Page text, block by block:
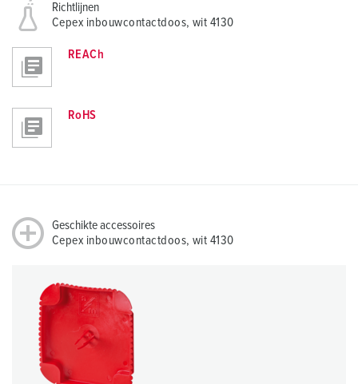
Richtlijnen
Cepex inbouwcontactdoos, wit 4130
REACh
RoHS
Geschikte accessoires
Cepex inbouwcontactdoos, wit 4130